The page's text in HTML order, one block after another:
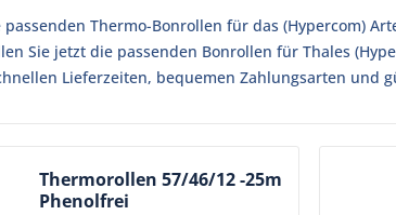
Thermo-Bonrollen für das (Hypercom)
Sie jetzt die passenden Bonrollen für Thales
Lieferzeiten, bequemen Zahlungsarten und
Thermorollen 57/46/12 -25m
Phenolfrei